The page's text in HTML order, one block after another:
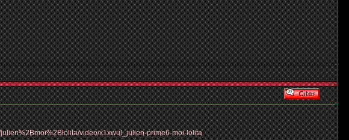
video/x1xwul_julien-prime6-moi-lolita